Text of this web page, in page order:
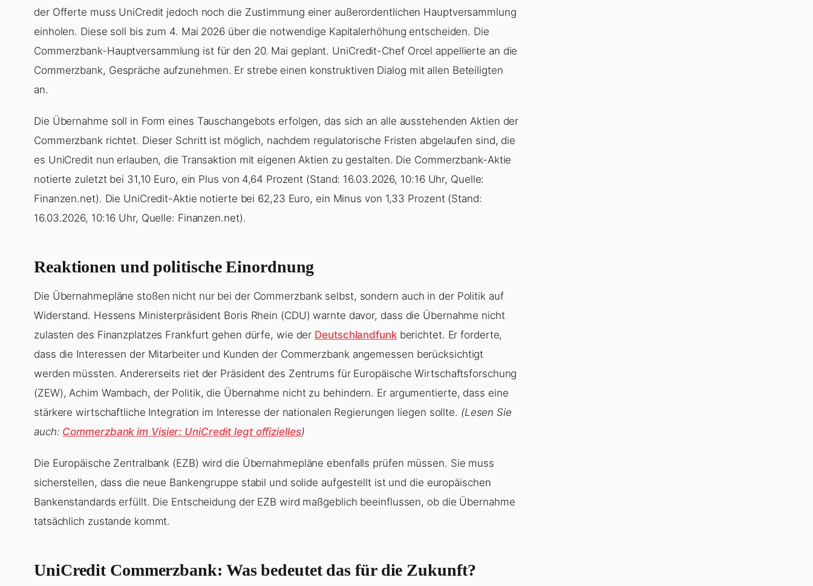
der Offerte muss UniCredit jedoch noch die Zustimmung einer außerordentlichen Hauptversammlung
einholen. Diese soll bis zum 4. Mai 2026 über die notwendige Kapitalerhöhung entscheiden. Die
Commerzbank-Hauptversammlung ist für den 20. Mai geplant. UniCredit-Chef Orcel appellierte an die
Commerzbank, Gespräche aufzunehmen. Er strebe einen konstruktiven Dialog mit allen Beteiligten
an.
Die Übernahme soll in Form eines Tauschangebots erfolgen, das sich an alle ausstehenden Aktien der
Commerzbank richtet. Dieser Schritt ist möglich, nachdem regulatorische Fristen abgelaufen sind, die
es UniCredit nun erlauben, die Transaktion mit eigenen Aktien zu gestalten. Die Commerzbank-Aktie
notierte zuletzt bei 31,10 Euro, ein Plus von 4,64 Prozent (Stand: 16.03.2026, 10:16 Uhr, Quelle:
Finanzen.net). Die UniCredit-Aktie notierte bei 62,23 Euro, ein Minus von 1,33 Prozent (Stand:
16.03.2026, 10:16 Uhr, Quelle: Finanzen.net).
Reaktionen und politische Einordnung
Die Übernahmepläne stoßen nicht nur bei der Commerzbank selbst, sondern auch in der Politik auf
Widerstand. Hessens Ministerpräsident Boris Rhein (CDU) warnte davor, dass die Übernahme nicht
zulasten des Finanzplatzes Frankfurt gehen dürfe, wie der Deutschlandfunkberichtet. Er forderte,
dass die Interessen der Mitarbeiter und Kunden der Commerzbank angemessen berücksichtigt
werden müssten. Andererseits riet der Präsident des Zentrums für Europäische Wirtschaftsforschung
(ZEW), Achim Wambach, der Politik, die Übernahme nicht zu behindern. Er argumentierte, dass eine
stärkere wirtschaftliche Integration im Interesse der nationalen Regierungen liegen sollte. (Lesen Sie
auch: Commerzbank im Visier: UniCredit legt offizielles)
Die Europäische Zentralbank (EZB) wird die Übernahmepläne ebenfalls prüfen müssen. Sie muss
sicherstellen, dass die neue Bankengruppe stabil und solide aufgestellt ist und die europäischen
Bankenstandards erfüllt. Die Entscheidung der EZB wird maßgeblich beeinflussen, ob die Übernahme
tatsächlich zustande kommt.
UniCredit Commerzbank: Was bedeutet das für die Zukunft?